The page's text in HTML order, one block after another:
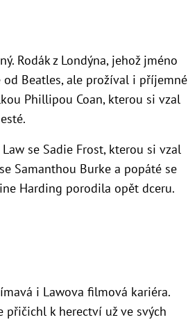
Rodák z Londýna, jehož jméno
od Beatles, ale prožíval i příjemné
Phillipou Coan, kterou si vzal
se Sadie Frost, kterou si vzal
Samanthou Burke a popáté se
Harding porodila opět dceru.
i Lawova filmová kariéra.
přičichl k herectví už ve svých